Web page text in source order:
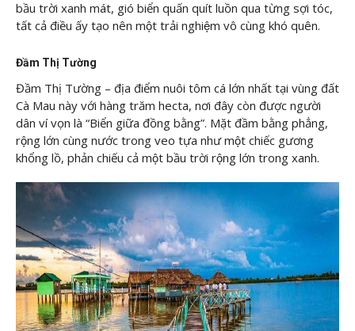
bầu trời xanh mát, gió biển quấn quít luồn qua từng sợi tóc,
tất cả điều ấy tạo nên một trải nghiệm vô cùng khó quên.
Đầm Thị Tường
Đầm Thị Tường – địa điểm nuôi tôm cá lớn nhất tại vùng đất
Cà Mau này với hàng trăm hecta, nơi đây còn được người
dân ví vọn là “Biển giữa đồng bằng”. Mặt đầm bằng phẳng,
rộng lớn cùng nước trong veo tựa như một chiếc gương
khổng lồ, phản chiếu cả một bầu trời rộng lớn trong xanh.